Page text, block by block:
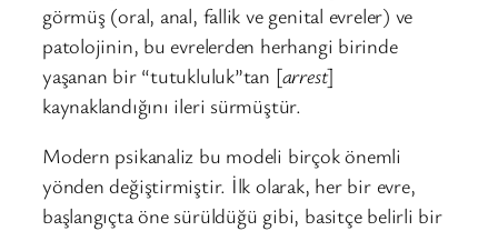
görmüş (oral, anal, fallik ve genital evreler) ve
patolojinin, bu evrelerden herhangi birinde
yaşanan bir “tutukluluk”tan [arrest]
kaynaklandığını ileri sürmüştür.
Modern psikanaliz bu modeli birçok önemli
yönden değiştirmiştir. İlk olarak, her bir evre,
başlangıçta öne sürüldüğü gibi, basitçe belirli bir